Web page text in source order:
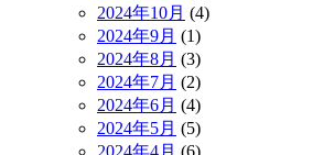
2024年10月 (4)
2024年9月 (1)
2024年8月 (3)
2024年7月 (2)
2024年6月 (4)
2024年5月 (5)
2024年4月 (6)